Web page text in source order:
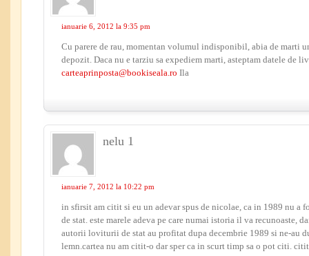
ianuarie 6, 2012 la 9:35 pm
Cu parere de rau, momentan volumul indisponibil, abia de marti
depozit. Daca nu e tarziu sa expediem marti, asteptam datele de
carteaprinposta@bookiseala.ro Ila
nelu 1
ianuarie 7, 2012 la 10:22 pm
in sfirsit am citit si eu un adevar spus de nicolae, ca in 1989 nu a
de stat. este marele adeva pe care numai istoria il va recunoaste,
autorii loviturii de stat au profitat dupa decembrie 1989 si ne-au
lemn.cartea nu am citit-o dar sper ca in scurt timp sa o pot citi.